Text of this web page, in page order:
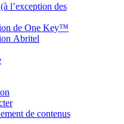
l’exception des
de One Key™
Abritel
de contenus